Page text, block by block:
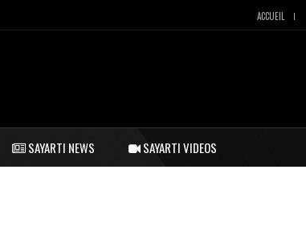
ACCUEIL
SAYARTI NEWS SAYARTI VIDEOS